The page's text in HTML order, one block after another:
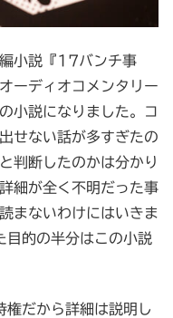
小説『17バンチ事
ーディオコメンタリー
小説になりました。コ
せない話が多すぎたの
判断したのかは分かり
細が全く不明だった事
まないわけにはいきま
目的の半分はこの小説
権だから詳細は説明し